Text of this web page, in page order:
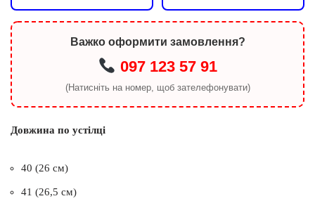
Важко оформити замовлення?
097 123 57 91
(Натисніть на номер, щоб зателефонувати)
Довжина по устілці
40 (26 см)
41 (26,5 см)